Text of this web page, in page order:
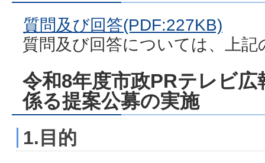
質問及び回答(PDF:227KB)
質問及び回答については、上
令和8年度市政PRテレビ
係る提案公募の実施
1.目的